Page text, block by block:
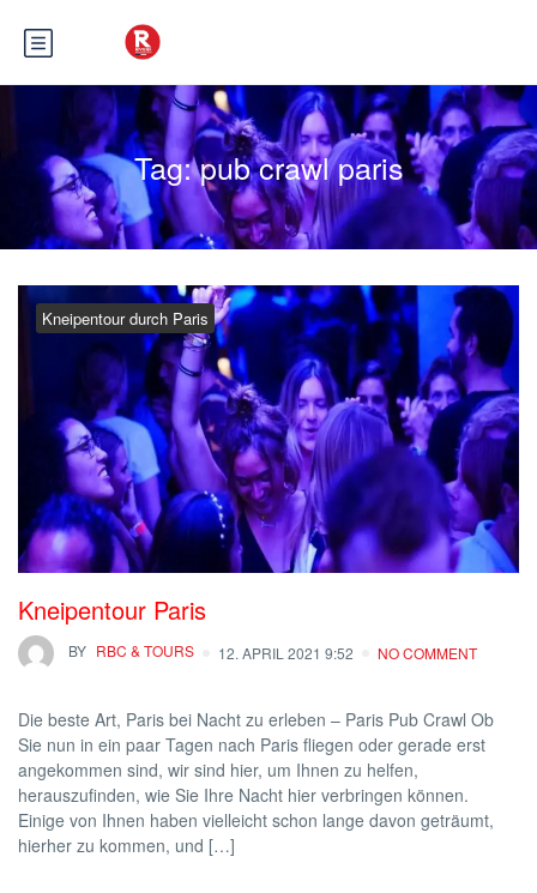
Tag:pub crawl paris
Kneipentour durch Paris
Kneipentour Paris
BY RBC & TOURS 12. APRIL 2021 9:52 NO COMMENT
Die beste Art, Paris bei Nacht zu erleben – Paris Pub Crawl Ob
Sie nun in ein paar Tagen nach Paris fliegen oder gerade erst
angekommen sind, wir sind hier, um Ihnen zu helfen,
herauszufinden, wie Sie Ihre Nacht hier verbringen können.
Einige von Ihnen haben vielleicht schon lange davon geträumt,
hierher zu kommen, und […]